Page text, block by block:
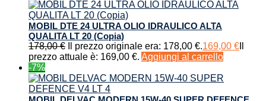
MOBIL DTE 24 ULTRA OLIO IDRAULICO ALTA
QUALITA LT 20 (Copia)
178,00€ Il prezzo originale era: 178,00 €.169,00 €
prezzo attuale è: 169,00 €. Aggiungi al carrello
-7%